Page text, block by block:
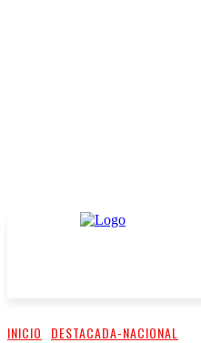
INICIO DESTACADA-NACIONAL